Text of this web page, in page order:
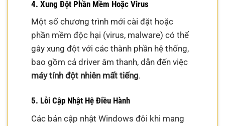
4. Xung Đột Phần Mềm Hoặc Virus
Một số chương trình mới cài đặt hoặc
phần mềm độc hại (virus, malware) có thể
gây xung đột với các thành phần hệ thống,
bao gồm cả driver âm thanh, dẫn đến việc
máy tính đột nhiên mất tiếng.
5. Lỗi Cập Nhật Hệ Điều Hành
Các bản cập nhật Windows đôi khi mang